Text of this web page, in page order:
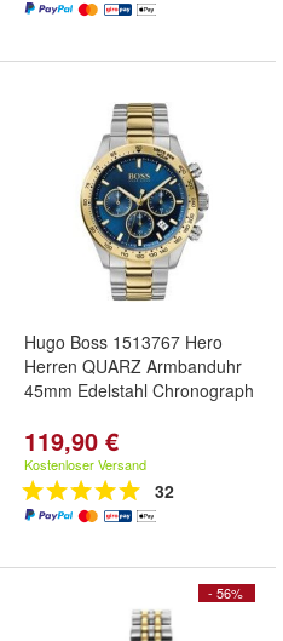
Hugo Boss 1513767 Hero
Herren QUARZ Armbanduhr
45mm Edelstahl Chronograph
119,90 €
Kostenloser Versand
32
- 56%